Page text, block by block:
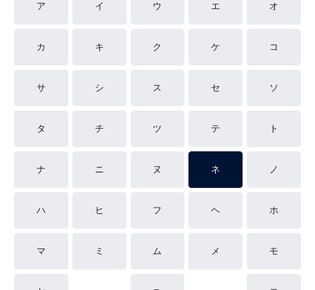
ア イ ウ エ オ
カ キ ク ケ コ
サ シ ス セ ソ
タ チ ツ テ ト
ナ ニ ヌ ネ ノ
ハ ヒ フ ヘ ホ
マ ミ ム メ モ